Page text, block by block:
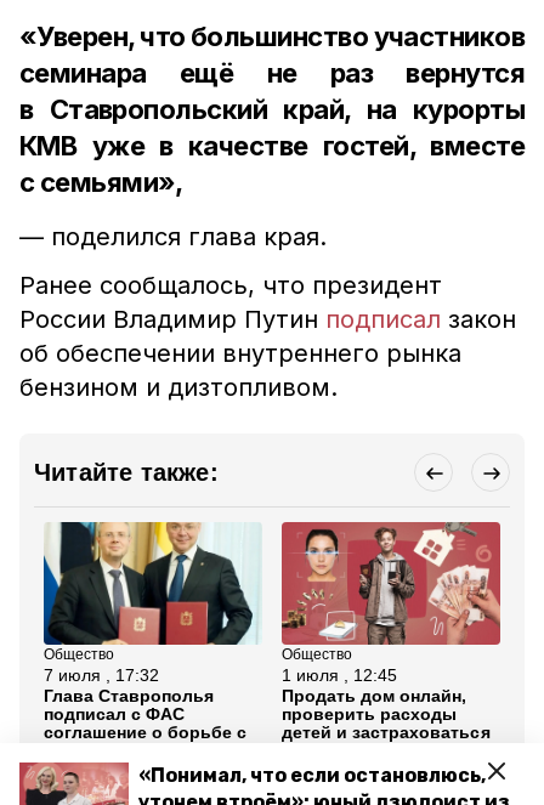
«Понимал, что если остановлюсь,
«Уверен, что большинство участников
семинара ещё не раз вернутся
в Ставропольский край, на курорты
КМВ уже в качестве гостей, вместе
с семьями»,
— поделился глава края.
Ранее сообщалось, что президент
России Владимир Путин подписал закон
об обеспечении внутреннего рынка
бензином и дизтопливом.
Читайте также:
Общество
7 июля , 17:32
Глава Ставрополья
подписал с ФАС
соглашение о борьбе с
спекуляциями
Общество
1 июля , 12:45
Продать дом онлайн,
проверить расходы
детей и застраховаться
законы ждут
ставропольцев в июле